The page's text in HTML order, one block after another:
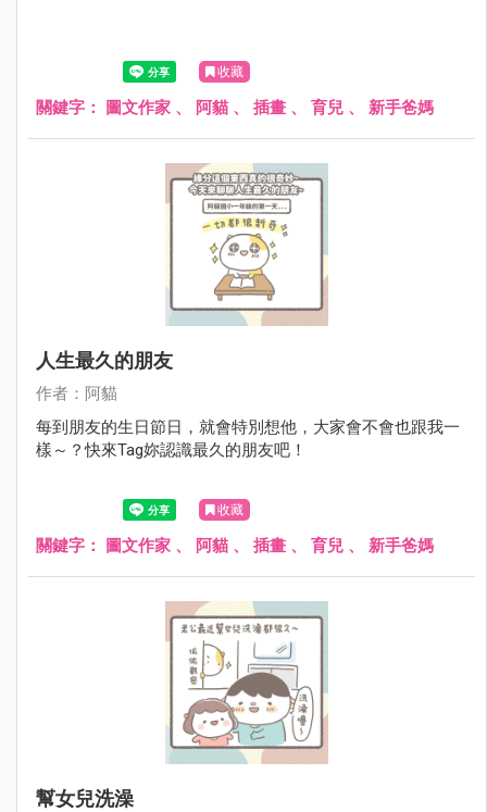
收藏
關鍵字： 圖文作家 、 阿貓 、 插畫 、 育兒 、 新手爸媽
人生最久的朋友
作者：阿貓
每到朋友的生日節日，就會特別想他，大家會不會也跟我一
樣～？快來Tag妳認識最久的朋友吧！
收藏
關鍵字： 圖文作家 、 阿貓 、 插畫 、 育兒 、 新手爸媽
幫女兒洗澡